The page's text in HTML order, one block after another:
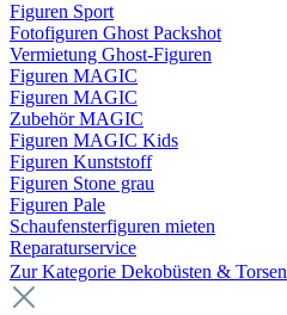
Figuren Sport
Fotofiguren Ghost Packshot
Vermietung Ghost-Figuren
Figuren MAGIC
Figuren MAGIC
Zubehör MAGIC
Figuren MAGIC Kids
Figuren Kunststoff
Figuren Stone grau
Figuren Pale
Schaufensterfiguren mieten
Reparaturservice
Zur Kategorie Dekobüsten & Torsen